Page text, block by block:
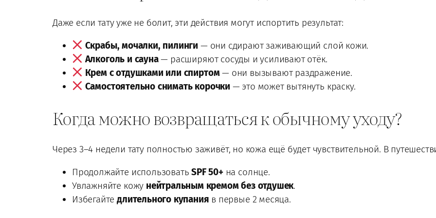
Даже если тату уже не болит, эти действия могут испортить результат:
Скрабы, мочалки, пилинги — они сдирают заживающий слой кожи.
Алкоголь и сауна— расширяют сосуды и усиливают отёк.
Крем с отдушками или спиртом— они вызывают раздражение.
Самостоятельно снимать корочки — это может вытянуть краску.
Когда можно возвращаться к обычному уходу?
Через 3–4 недели тату полностью заживёт, но кожа ещё будет чувствительной. В
Продолжайте использоватьSPF 50+на солнце.
Увлажняйте кожу нейтральным кремом без отдушек.
Избегайтедлительного купания в первые 2 месяца.